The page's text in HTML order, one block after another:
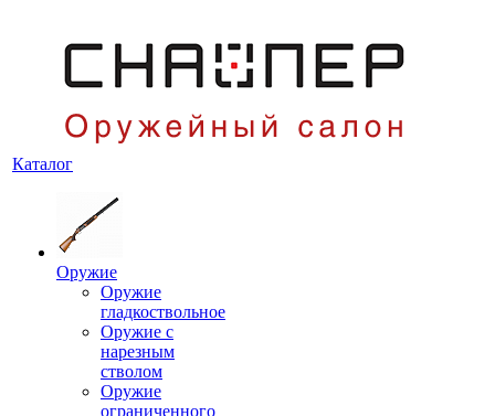
Каталог
Оружие
Оружие
гладкоствольное
Оружие с
нарезным
стволом
Оружие
ограниченного